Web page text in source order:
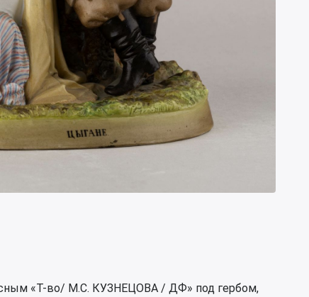
«Т-во/ М.С. КУЗНЕЦОВА / ДФ» под гербом,